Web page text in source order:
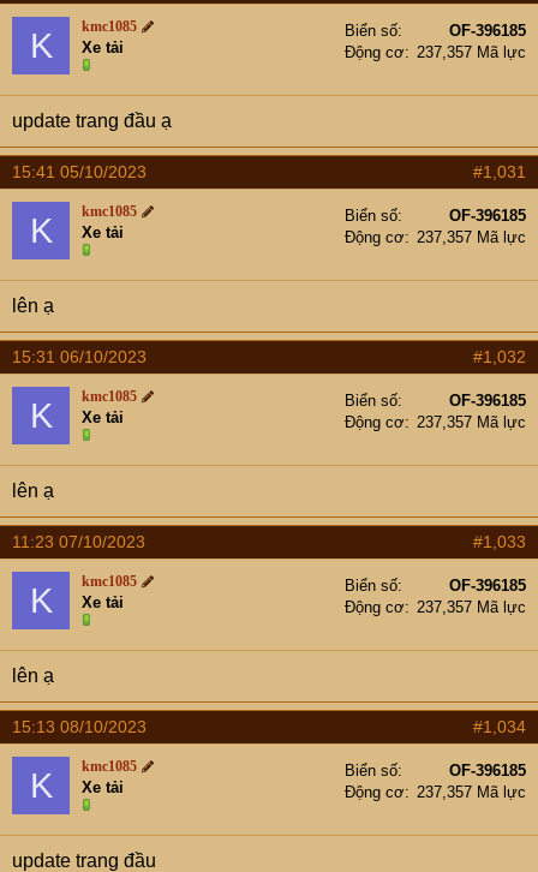
K kmc1085
Xe tải
Biển số
OF-396185
Động cơ
237,357 Mã lực
update trang đầu ạ
15:41 05/10/2023 #1,031
K kmc1085
Xe tải
Biển số
OF-396185
Động cơ
237,357 Mã lực
lên ạ
15:31 06/10/2023 #1,032
K kmc1085
Xe tải
Biển số
OF-396185
Động cơ
237,357 Mã lực
lên ạ
11:23 07/10/2023 #1,033
K kmc1085
Xe tải
Biển số
OF-396185
Động cơ
237,357 Mã lực
lên ạ
15:13 08/10/2023 #1,034
K kmc1085
Xe tải
Biển số
OF-396185
Động cơ
237,357 Mã lực
update trang đầu